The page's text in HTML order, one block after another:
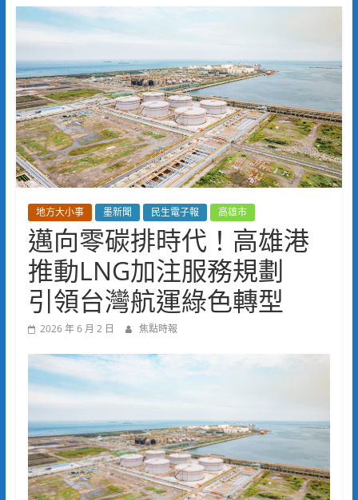
地方大小事 墨新聞 民生電子報 高雄市
邁向零碳排時代！高雄港
推動LNG加注服務規劃
引領台灣航運綠色轉型
2026 年 6 月 2 日 焦點時報